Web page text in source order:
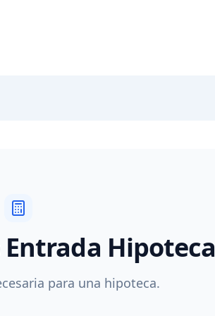
Hipoteca
para una hipoteca.